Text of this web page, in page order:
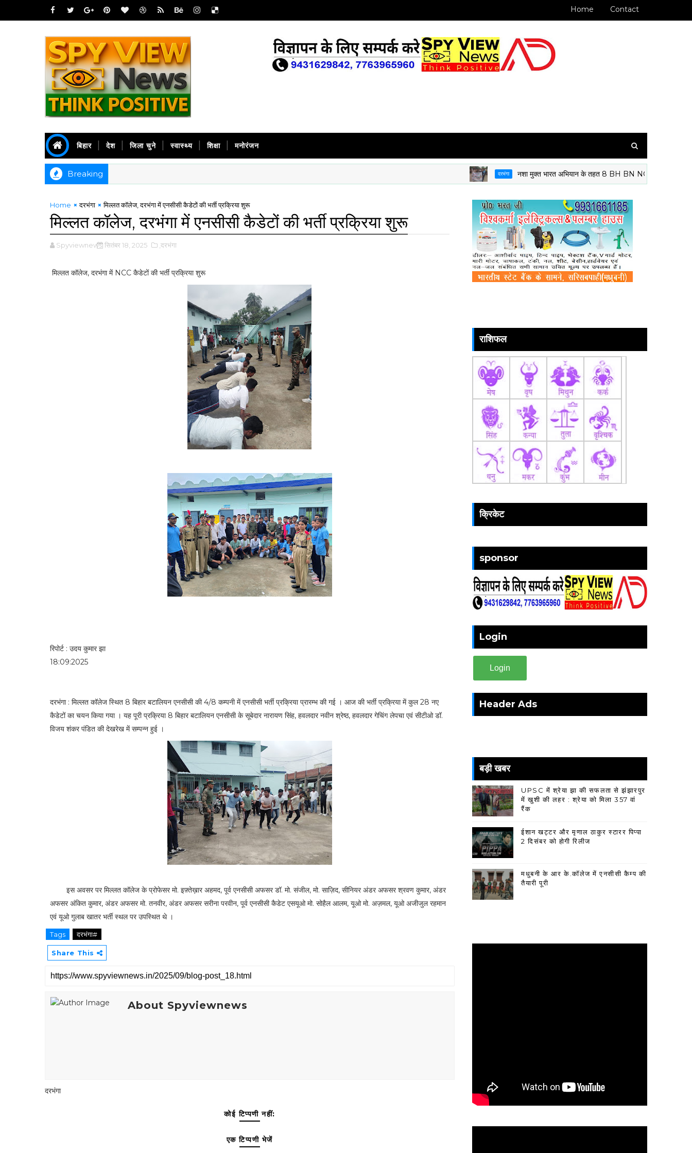
Home Contact
बिहार देश जिला चुने स्वास्थ्य शिक्षा मनोरंजन
Breaking दरभंगा नशा मुक्त भारत अभियान के तहत 8 BH BN NCC दरभंगा के कैडेटों ने
Home दरभंगा मिल्लत कॉलेज, दरभंगा में एनसीसी कैडेटों की भर्ती प्रक्रिया शुरू
मिल्लत कॉलेज, दरभंगा में एनसीसी कैडेटों की भर्ती प्रक्रिया शुरू
Spyviewnews सितंबर 18, 2025 ,दरभंगा
मिल्लत कॉलेज, दरभंगा में NCC कैडेटों की भर्ती प्रक्रिया शुरू
रिपोर्ट : उदय कुमार झा
18:09:2025
दरभंगा : मिल्लत कॉलेज स्थित 8 बिहार बटालियन एनसीसी की 4/8 कम्पनी में एनसीसी भर्ती प्रक्रिया प्रारम्भ की गई । आज की भर्ती प्रक्रिया में कुल 28 नए
कैडेटों का चयन किया गया । यह पूरी प्रक्रिया 8 बिहार बटालियन एनसीसी के सूबेदार नारायण सिंह, हवलदार नवीन श्रेष्ठ, हवलदार गेचिंग लेपचा एवं सीटीओ डॉ.
विजय शंकर पंडित की देखरेख में सम्पन्न हुई ।
इस अवसर पर मिल्लत कॉलेज के प्रोफेसर मो. इफ़्तेख़ार अहमद, पूर्व एनसीसी अफसर डॉ. मो. संजील, मो. साज़िद, सीनियर अंडर अफसर श्रवण कुमार, अंडर
अफसर अंकित कुमार, अंडर अफसर मो. तनवीर, अंडर अफसर सरीना परवीन, पूर्व एनसीसी कैडेट एसयूओ मो. सोहैल आलम, यूओ मो. अज़मल, यूओ अजीजुल रहमान
एवं यूओ गुलाब खातर भर्ती स्थल पर उपस्थित थे ।
Tags दरभंगा#
Share This
About Spyviewnews
दरभंगा
कोई टिप्पणी नहीं:
एक टिप्पणी भेजें
राशिफल
क्रिकेट
sponsor
Login
Login
Header Ads
बड़ी खबर
UPSC में श्रेया झा की सफलता से झंझारपुर
में खुशी की लहर : श्रेया को मिला 357 वां
रैंक
ईशान खट्टर और मृणाल ठाकुर स्टारर पिप्पा
2 दिसंबर को होगी रिलीज
मधुबनी के आर के.कॉलेज में एनसीसी कैम्प की
तैयारी पूरी